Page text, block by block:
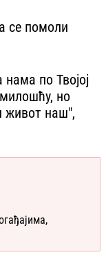
се помоли
по Твојој
но
живот наш",